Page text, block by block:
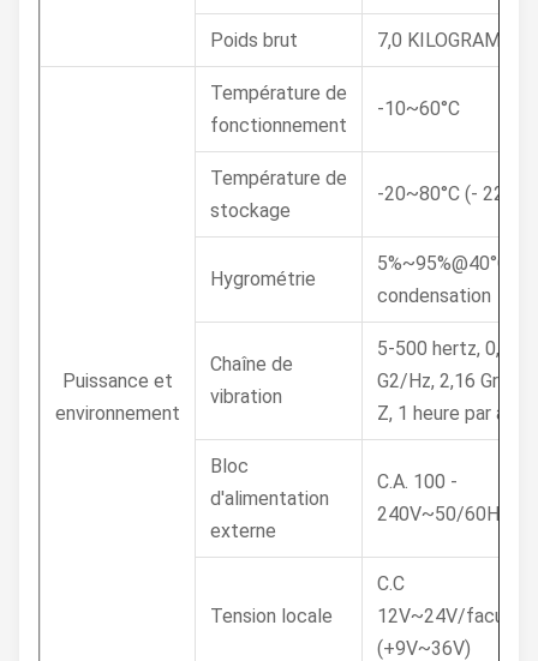
Poids brut 7,0
Puissance et
environnement
Température de
fonctionnement
-10~60°C
Température de
stockage
-20~80°C (-
Hygrométrie
5%~95%@40°C,
condensation
Chaîne de
vibration
5-500 hertz, 0,026
G2/Hz, 2,16 Grms,
Z, 1 heure par axe
Bloc
d'alimentation
externe
C.A. 100 -
240V~50/60Hz,
Tension locale
C.C
12V~24V/
(+9V~36V)